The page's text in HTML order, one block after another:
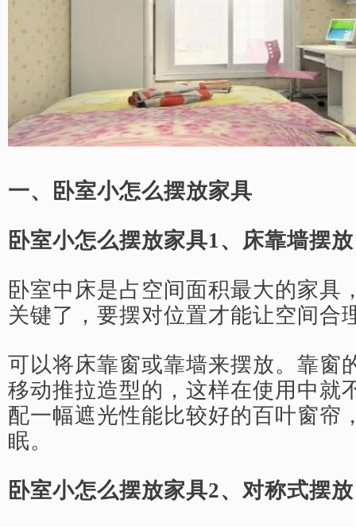
一、卧室小怎么摆放家具
卧室小怎么摆放家具1、床靠墙摆放
卧室中床是占空间面积最大的家具
关键了，要摆对位置才能让空间合
可以将床靠窗或靠墙来摆放。靠窗
移动推拉造型的，这样在使用中就
配一幅遮光性能比较好的百叶窗帘
眠。
卧室小怎么摆放家具2、对称式摆放